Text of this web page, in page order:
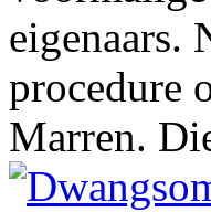
eigenaars.
procedure
Marren.